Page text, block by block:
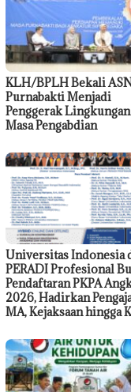
KLH/BPLH Bekali
Purnabakti Menjadi
Penggerak
Masa Pengabdian
Universitas Indonesia
PERADI Profesional
Pendaftaran PKPA
2026, Hadirkan
MA, Kejaksaan hingga